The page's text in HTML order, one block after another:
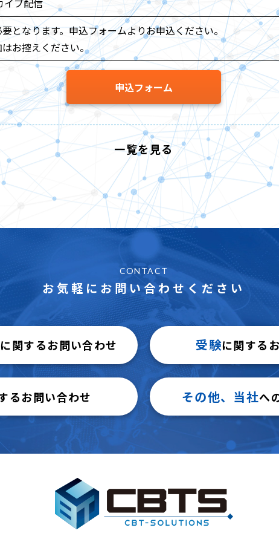
となります。申込フォームよりお申込ください。
お控えください。
申込フォーム
一覧を見る
CONTACT
お気軽にお問い合わせください
に関するお問い合わせ 受験に関する
るお問い合わせ その他、当社へ